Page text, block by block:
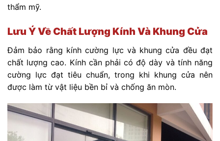
thẩm mỹ.
Lưu Ý Về Chất Lượng Kính Và Khung Cửa
Đảm bảo rằng kính cường lực và khung cửa đều đạt
chất lượng cao. Kính cần phải có độ dày và tính năng
cường lực đạt tiêu chuẩn, trong khi khung cửa nên
được làm từ vật liệu bền bỉ và chống ăn mòn.